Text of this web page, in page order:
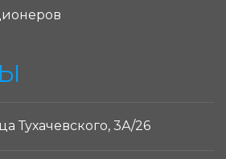
Тухачевского, 3А/26